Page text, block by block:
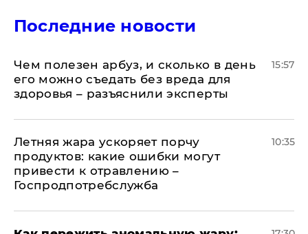
Последние новости
Чем полезен арбуз, и сколько в день
его можно съедать без вреда для
здоровья – разъяснили эксперты
15:57
Летняя жара ускоряет порчу
продуктов: какие ошибки могут
привести к отравлению –
Госпродпотребслужба
10:35